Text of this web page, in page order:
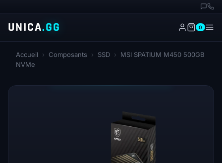
UNICA.GG 0
Accueil › Composants › SSD ›
MSI SPATIUM M450 500GB
NVMe